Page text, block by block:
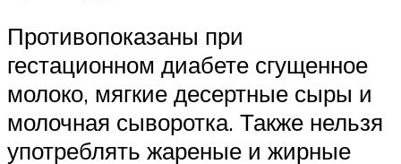
Противопоказаны при
гестационном диабете сгущенное
молоко, мягкие десертные сыры и
молочная сыворотка. Также нельзя
употреблять жареные и жирные